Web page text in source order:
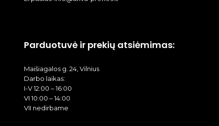
Parduotuvė ir prekių atsiėmimas:
Maišiagalos g. 24, Vilnius
Darbo laikas:
I-V 12:00 – 16:00
VI 10:00 – 14:00
VII nedirbame